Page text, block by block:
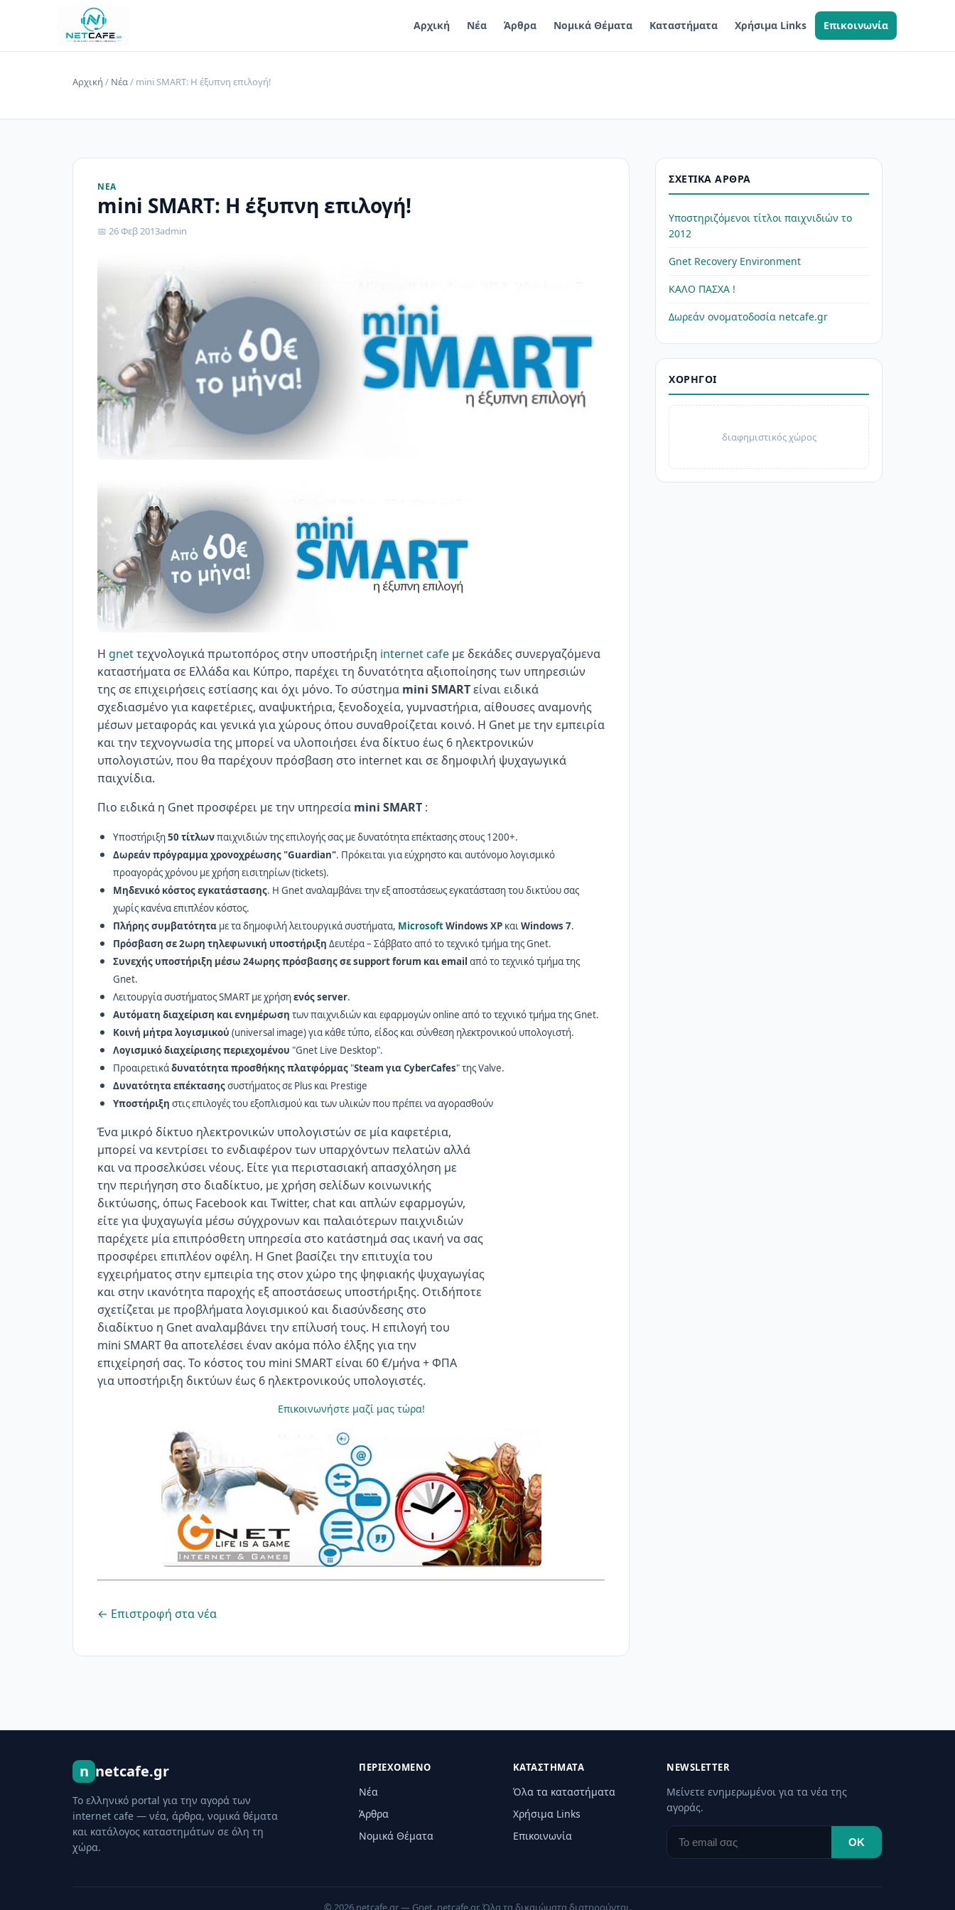
Αρχική Νέα Άρθρα Νομικά Θέματα Καταστήματα Χρήσιμα Links Επικοινωνία
Αρχική / Νέα/ mini SMART: Η έξυπνη επιλογή!
ΝΈΑ
mini SMART: Η έξυπνη επιλογή!
📅 26 Φεβ 2013admin
Η gnetτεχνολογικά πρωτοπόρος στην υποστήριξη internet cafe με δεκάδες συνεργαζόμενα
καταστήματα σε Ελλάδα και Κύπρο, παρέχει τη δυνατότητα αξιοποίησης των υπηρεσιών
της σε επιχειρήσεις εστίασης και όχι μόνο. Το σύστημα mini SMARTείναι ειδικά
σχεδιασμένο για καφετέριες, αναψυκτήρια, ξενοδοχεία, γυμναστήρια, αίθουσες αναμονής
μέσων μεταφοράς και γενικά για χώρους όπου συναθροίζεται κοινό. Η Gnet με την εμπειρία
και την τεχνογνωσία της μπορεί να υλοποιήσει ένα δίκτυο έως 6 ηλεκτρονικών
υπολογιστών, που θα παρέχουν πρόσβαση στο internet και σε δημοφιλή ψυχαγωγικά
παιχνίδια.
Πιο ειδικά η Gnet προσφέρει με την υπηρεσία mini SMART :
Υποστήριξη50 τίτλωνπαιχνιδιών της επιλογής σας με δυνατότητα επέκτασης στους 1200+.
Δωρεάν πρόγραμμα χρονοχρέωσης "Guardian". Πρόκειται για εύχρηστο και αυτόνομο λογισμικό
προαγοράς χρόνου με χρήση εισιτηρίων (tickets).
Μηδενικό κόστος εγκατάστασης. Η Gnet αναλαμβάνει την εξ αποστάσεως εγκατάσταση του δικτύου σας
χωρίς κανένα επιπλέον κόστος.
Πλήρης συμβατότητα με τα δημοφιλή λειτουργικά συστήματα, MicrosoftWindows XP και Windows 7.
Πρόσβαση σε 2ωρη τηλεφωνική υποστήριξη Δευτέρα – Σάββατο από το τεχνικό τμήμα της Gnet.
Συνεχής υποστήριξη μέσω 24ωρης πρόσβασης σε support forum και email από το τεχνικό τμήμα της
Gnet.
Λειτουργία συστήματος SMART με χρήσηενός server.
Αυτόματη διαχείριση και ενημέρωση των παιχνιδιών και εφαρμογών online από το τεχνικό τμήμα της Gnet.
Κοινή μήτρα λογισμικού (universal image) για κάθε τύπο, είδος και σύνθεση ηλεκτρονικού υπολογιστή.
Λογισμικό διαχείρισης περιεχομένου "Gnet Live Desktop".
Προαιρετικάδυνατότητα προσθήκης πλατφόρμας "Steam για CyberCafes" της Valve.
Δυνατότητα επέκτασηςσυστήματος σε Plus και Prestige
Υποστήριξη στις επιλογές του εξοπλισμού και των υλικών που πρέπει να αγορασθούν
Ένα μικρό δίκτυο ηλεκτρονικών υπολογιστών σε μία καφετέρια,
μπορεί να κεντρίσει το ενδιαφέρον των υπαρχόντων πελατών αλλά
και να προσελκύσει νέους. Είτε για περιστασιακή απασχόληση με
την περιήγηση στο διαδίκτυο, με χρήση σελίδων κοινωνικής
δικτύωσης, όπως Facebook και Twitter, chat και απλών εφαρμογών,
είτε για ψυχαγωγία μέσω σύγχρονων και παλαιότερων παιχνιδιών
παρέχετε μία επιπρόσθετη υπηρεσία στο κατάστημά σας ικανή να σας
προσφέρει επιπλέον οφέλη. Η Gnet βασίζει την επιτυχία του
εγχειρήματος στην εμπειρία της στον χώρο της ψηφιακής ψυχαγωγίας
και στην ικανότητα παροχής εξ αποστάσεως υποστήριξης. Οτιδήποτε
σχετίζεται με προβλήματα λογισμικού και διασύνδεσης στο
διαδίκτυο η Gnet αναλαμβάνει την επίλυσή τους. Η επιλογή του
mini SMART θα αποτελέσει έναν ακόμα πόλο έλξης για την
επιχείρησή σας. Το κόστος του mini SMART είναι 60 €/μήνα + ΦΠΑ
για υποστήριξη δικτύων έως 6 ηλεκτρονικούς υπολογιστές.
Επικοινωνήστε μαζί μας τώρα!
← Επιστροφή στα νέα
ΣΧΕΤΙΚΆ ΆΡΘΡΑ
Υποστηριζόμενοι τίτλοι παιχνιδιών το
2012
Gnet Recovery Environment
ΚΑΛΟ ΠΑΣΧΑ !
Δωρεάν ονοματοδοσία netcafe.gr
ΧΟΡΗΓΟΊ
διαφημιστικός χώρος
n netcafe.gr
Το ελληνικό portal για την αγορά των
internet cafe — νέα, άρθρα, νομικά θέματα
και κατάλογος καταστημάτων σε όλη τη
χώρα.
ΠΕΡΙΕΧΌΜΕΝΟ
Νέα
Άρθρα
Νομικά Θέματα
ΚΑΤΑΣΤΉΜΑΤΑ
Όλα τα καταστήματα
Χρήσιμα Links
Επικοινωνία
NEWSLETTER
Μείνετε ενημερωμένοι για τα νέα της
αγοράς.
OK
© 2026 netcafe.gr — Gnet. netcafe.gr. Όλα τα δικαιώματα διατηρούνται.